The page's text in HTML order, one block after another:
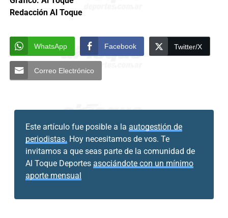
Redacción Al Toque
WhatsApp Facebook Twitter/X
Correo Electrónico
Este artículo fue posible a la autogestión de
periodistas. Hoy necesitamos de vos. Te
invitamos a que seas parte de la comunidad de
Al Toque Deportes asociándote con un mínimo
aporte mensual